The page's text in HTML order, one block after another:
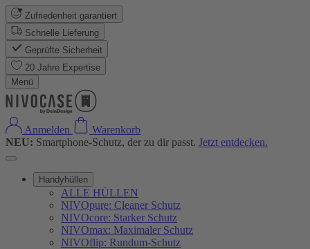
Zufriedenheit garantiert
Schnelle Lieferung
Geprüfte Sicherheit
20 Jahre Expertise
Menü
Anmelden
Warenkorb
NEU: Smartphone-Schutz, der zu dir passt. Jetzt entdecken.
Handyhüllen
ALLE HÜLLEN
NIVOpure: Cleaner Schutz
NIVOcore: Starker Schutz
NIVOmax: Maximaler Schutz
NIVOflip: Rundum-Schutz